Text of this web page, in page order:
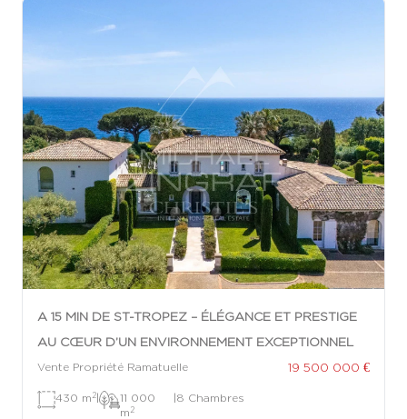
A 15 MIN DE ST-TROPEZ – ÉLÉGANCE ET PRESTIGE
AU CŒUR D’UN ENVIRONNEMENT EXCEPTIONNEL
Vente Propriété Ramatuelle 19 500 000 €
430 m 2|
11 000
m 2
|8 Chambres